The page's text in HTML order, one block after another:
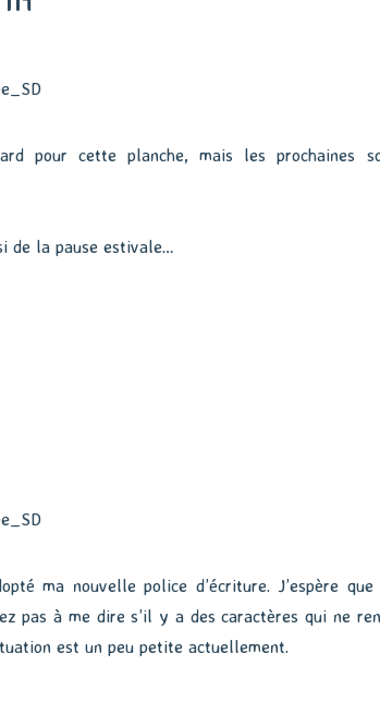
pour cette planche, mais les prochaines
de la pause estivale…
ma nouvelle police d’écriture. J’espère
pas à me dire s’il y a des caractères qui ne
est un peu petite actuellement.